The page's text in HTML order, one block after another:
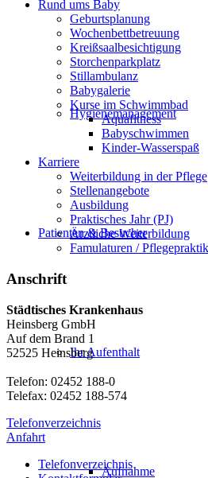
Hygienemanagement
Patienten & Besucher
Ihr Aufenthalt
Aufnahme
Rund ums Baby
Geburtsplanung
Wochenbettbetreuung
Kreißsaalbesichtigung
Storchenparkplatz
Stillambulanz
Babygalerie
Kurse im Schwimmbad
Aquafitness
Babyschwimmen
Kinder-Wasserspaß
Karriere
Weiterbildung in der Pflege
Stellenangebote
Ausbildung
Praktisches Jahr (PJ)
Ärztliche Weiterbildung
Famulaturen /
Anschrift
Städtisches Krankenhaus
Heinsberg GmbH
Auf dem Brand 1
52525 Heinsberg
Telefon: 02452 188-0
Telefax: 02452 188-574
Telefonverzeichnis
Anfahrt
Telefonverzeichnis